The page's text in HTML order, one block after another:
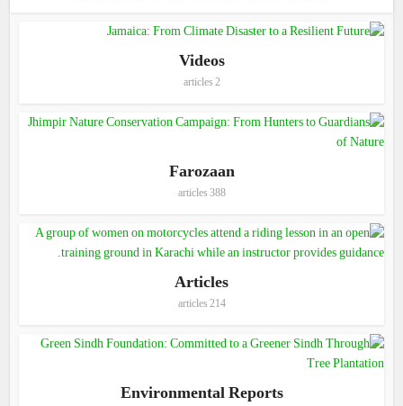
Videos
2 articles
Farozaan
388 articles
Articles
214 articles
Environmental Reports